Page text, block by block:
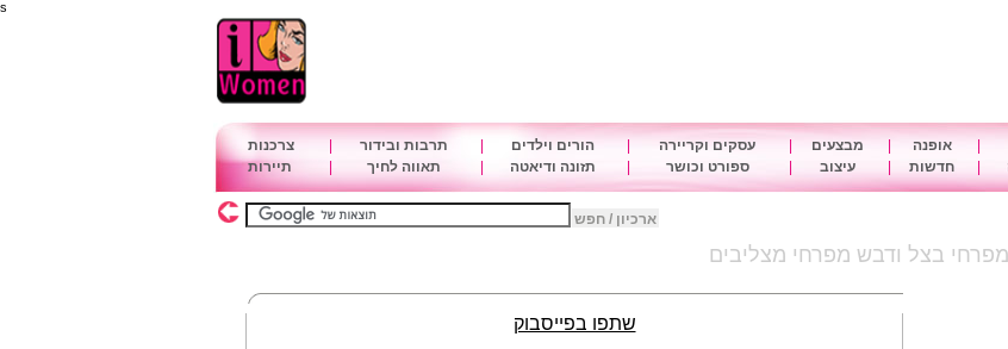
s
אופנה מבצעים עסקים וקריירה הורים וילדים תרבות ובידור
צרכנות
חדשות עיצוב ספורט וכושר תזונה ודיאטה תאווה לחיך תיירות
ארכיון / חפש
בצל ודבש מפרחי מצליבים
שתפו בפייסבוק